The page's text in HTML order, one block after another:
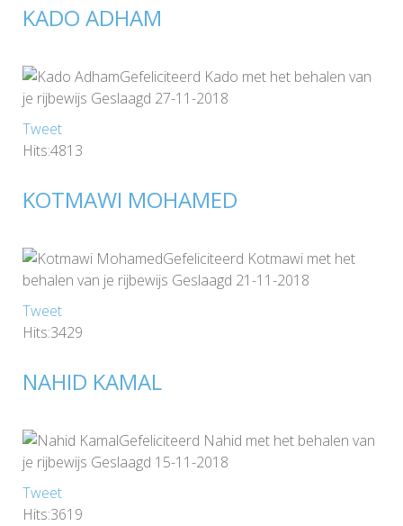
KADO ADHAM
Gefeliciteerd Kado met het behalen van
je rijbewijs Geslaagd 27-11-2018
Tweet
Hits:4813
KOTMAWI MOHAMED
Gefeliciteerd Kotmawi met het
behalen van je rijbewijs Geslaagd 21-11-2018
Tweet
Hits:3429
NAHID KAMAL
Gefeliciteerd Nahid met het behalen van
je rijbewijs Geslaagd 15-11-2018
Tweet
Hits:3619